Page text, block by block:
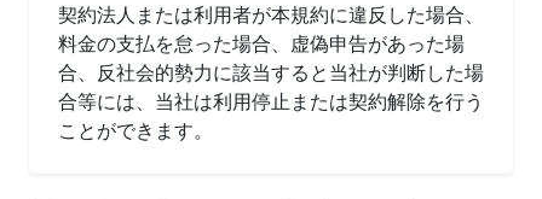
契約法人または利用者が本規約に違反した場合、
料金の支払を怠った場合、虚偽申告があった場
合、反社会的勢力に該当すると当社が判断した場
合等には、当社は利用停止または契約解除を行う
ことができます。